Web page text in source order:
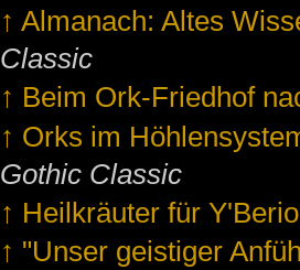
↑ Almanach: Altes
Classic
↑ Beim Ork-Friedhof
↑ Orks im
Gothic Classic
↑ Heilkräuter für
↑ "Unser geistiger